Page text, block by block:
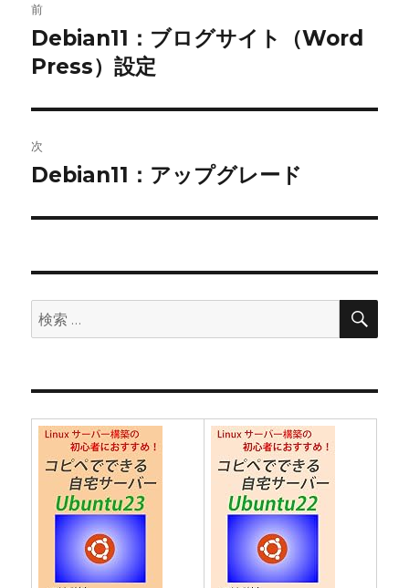
稿
ナ
ビ
ゲ
ー
シ
ン
前
前
の
稿:
Debian11：ブログサイト（Word
Press）設定
次
次
投
Debian11：アップグレード
検
索:
検